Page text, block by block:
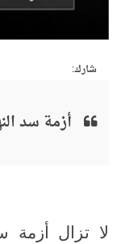
شارك:
أزمة سد
لا تزال أزمة